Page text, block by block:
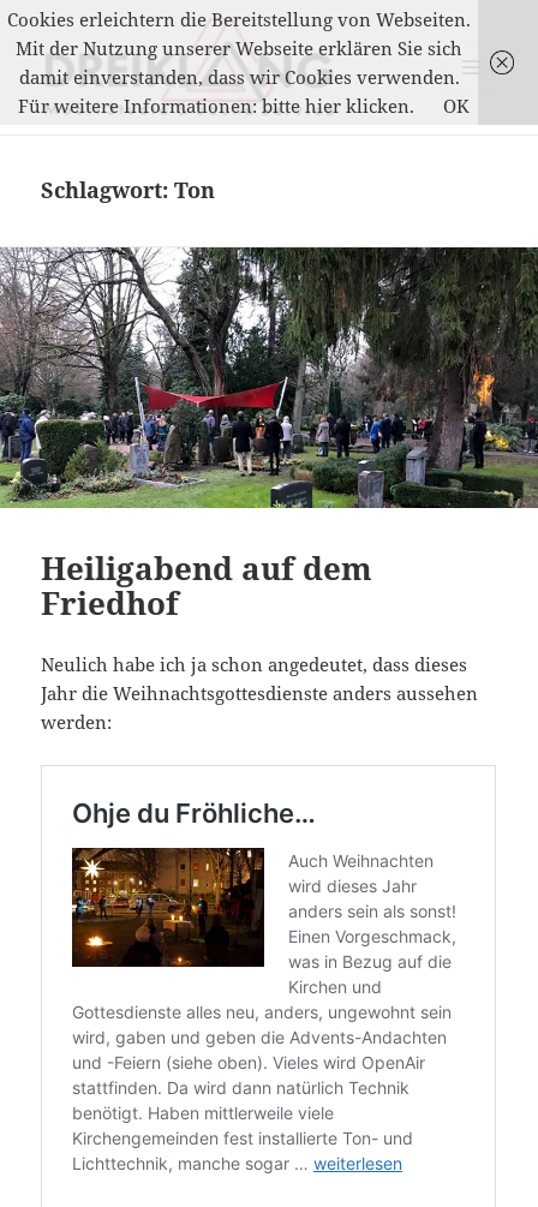
MENÜ
UND
Schlagwort:Ton
Heiligabend auf dem
Friedhof
Neulich habe ich ja schon angedeutet, dass dieses
Jahr die Weihnachtsgottesdienste anders aussehen
werden:
Cookies erleichtern die Bereitstellung von Webseiten.
Mit der Nutzung unserer Webseite erklären Sie sich
damit einverstanden, dass wir Cookies verwenden.
Für weitere Informationen: bitte hier klicken.
OK